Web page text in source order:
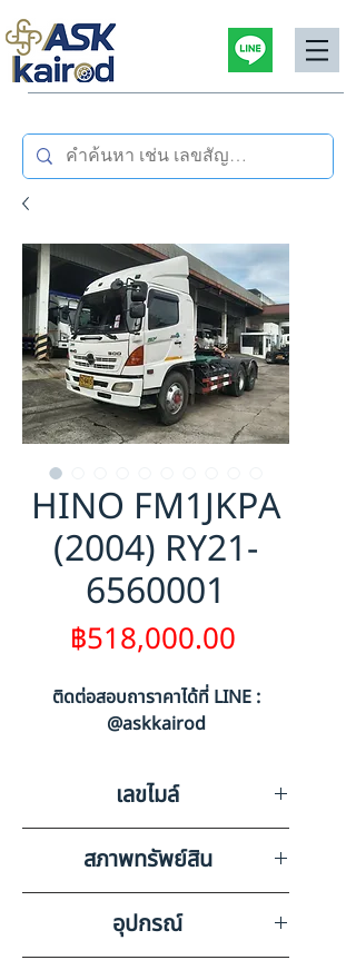
HINO FM1JKPA
(2004) RY21-
6560001
฿518,000.00
ติดต่อสอบถาราคาได้ที่ LINE :
@askkairod
เลขไมล์
497363
สภาพทรัพย์สิน
ขูดขีดรอบคัน ประตูซ้ายชำรุด ท้าย
เฉียวชน เบาะขาด บังแดดซ้ายไม่มี
อุปกรณ์